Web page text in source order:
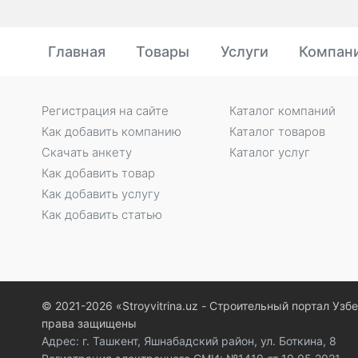
Главная Товары Услуги
Регистрация на сайте
Как добавить компанию
Скачать анкету
Как добавить товар
Как добавить услугу
Как добавить статью
Каталог компаний
Каталог товаров
Каталог услуг
© 2021-2026 «Stroyvitrina.uz - Строительный портал
права защищены
Адрес: г. Ташкент, Яшнабадский район, ул. Боткина, 8